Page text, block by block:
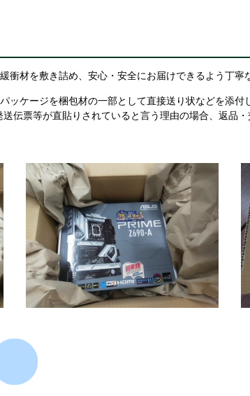
材を敷き詰め、安心・安全にお届けできるよう丁寧
ケージを梱包材の一部として直接送り状などを添
伝票等が直貼りされていると言う理由の場合、返品